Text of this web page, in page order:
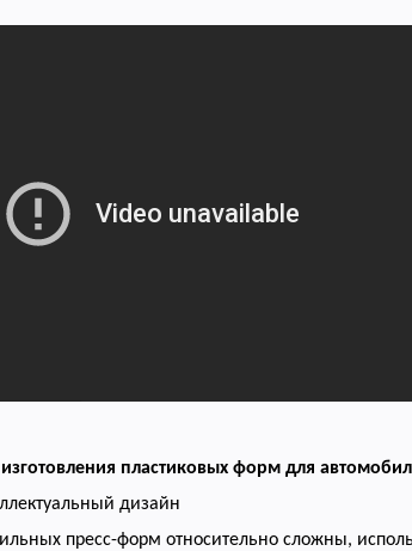
пластиковых форм для
дизайн
пресс-форм относительно сложны,